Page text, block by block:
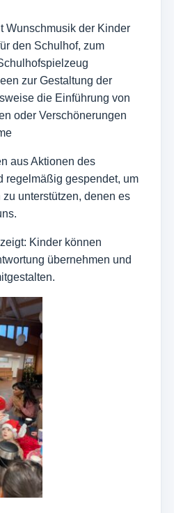
Wunschmusik der Kinder
den Schulhof, zum
zur Gestaltung der
die Einführung von
oder Verschönerungen
aus Aktionen des
regelmäßig gespendet, um
unterstützen, denen es
Kinder können
übernehmen und